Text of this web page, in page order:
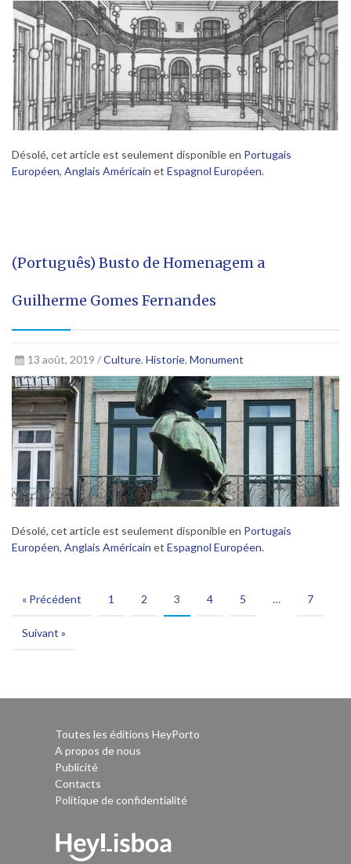
Désolé, cet article est seulement disponible en Portugais
Européen, Anglais Américain et Espagnol Européen.
(Português) Busto de Homenagem a
Guilherme Gomes Fernandes
13 août, 2019 /Culture, Historie, Monument
Désolé, cet article est seulement disponible en Portugais
Européen, Anglais Américain et Espagnol Européen.
« Précédent 1 2 3 4 5 … 7
Suivant »
Toutes les éditions HeyPorto
A propos de nous
Publicité
Contacts
Politique de confidentialité